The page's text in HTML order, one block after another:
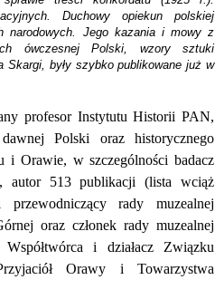
Duchowy opiekun polskiej
narodowych. Jego kazania i mowy z
ówczesnej Polski, wzory sztuki
Skargi, były szybko publikowane już w
profesor Instytutu Historii PAN,
Polski oraz historycznego
i Orawie, w szczególności badacz
autor 513 publikacji (lista wciąż
rady muzealnej
oraz członek rady muzealnej
i działacz Związku
Orawy i Towarzystwa